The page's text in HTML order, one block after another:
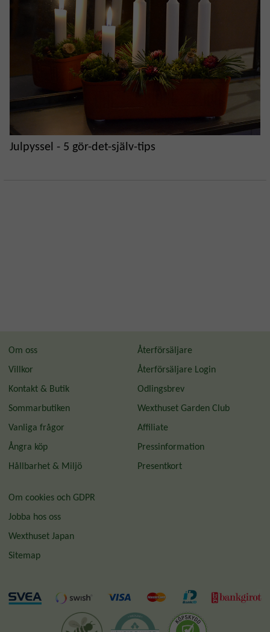
Julpyssel - 5 gör-det-själv-tips
Om oss
Villkor
Kontakt & Butik
Sommarbutiken
Vanliga frågor
Ångra köp
Hållbarhet & Miljö
Återförsäljare
Återförsäljare Login
Odlingsbrev
Wexthuset Garden Club
Affiliate
Pressinformation
Presentkort
Om cookies och GDPR
Jobba hos oss
Wexthuset Japan
Sitemap